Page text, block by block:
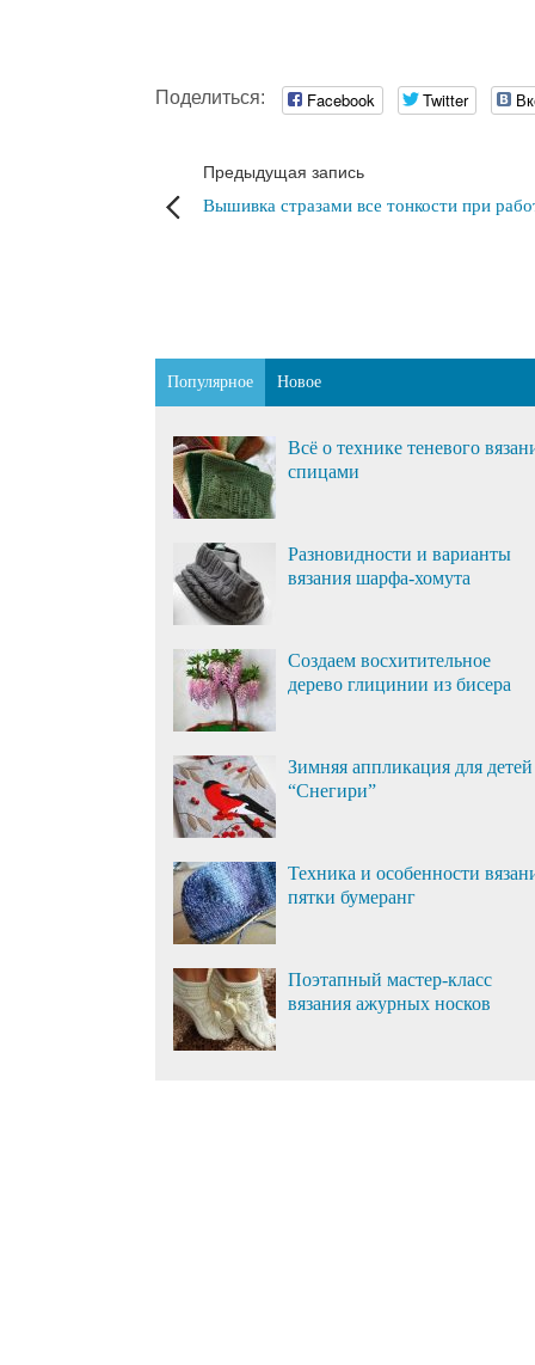
Поделиться: Facebook Twitter
Предыдущая запись
Вышивка стразами все тонкости при
Популярное Новое
Всё о технике теневого
спицами
Разновидности и варианты
вязания шарфа-хомута
Создаем восхитительное
дерево глицинии из бисера
Зимняя аппликация для детей
“Снегири”
Техника и особенности
пятки бумеранг
Поэтапный мастер-класс
вязания ажурных носков